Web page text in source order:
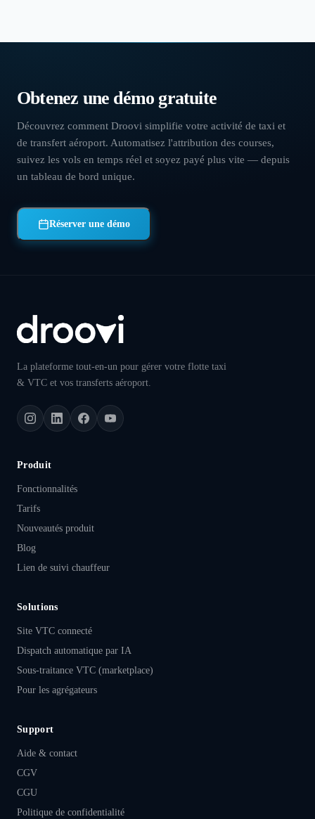
Obtenez une démo gratuite
Découvrez comment Droovi simplifie votre activité de taxi et
de transfert aéroport. Automatisez l'attribution des courses,
suivez les vols en temps réel et soyez payé plus vite — depuis
un tableau de bord unique.
Réserver une démo
La plateforme tout-en-un pour gérer votre flotte taxi
& VTC et vos transferts aéroport.
Produit
Fonctionnalités
Tarifs
Nouveautés produit
Blog
Lien de suivi chauffeur
Solutions
Site VTC connecté
Dispatch automatique par IA
Sous-traitance VTC (marketplace)
Pour les agrégateurs
Support
Aide & contact
CGV
CGU
Politique de confidentialité